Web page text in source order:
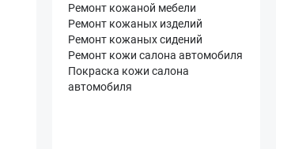
Ремонт кожаной мебели
Ремонт кожаных изделий
Ремонт кожаных сидений
Ремонт кожи салона автомобиля
Покраска кожи салона
автомобиля